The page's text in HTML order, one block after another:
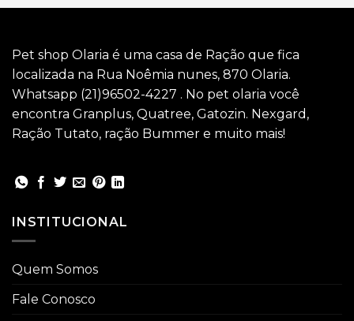
Pet shop Olaria é uma casa de Ração que fica
localizada na Rua Noêmia nunes, 870 Olaria.
Whatsapp (21)96502-4227 . No pet olaria você
encontra Granplus, Quatree, Gatozin. Nexgard,
Ração Tutato, ração Bummer e muito mais!
INSTITUCIONAL
Quem Somos
Fale Conosco